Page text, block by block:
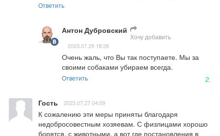
Ответить
Антон Дубровский
Хочу добавить
2023.07.29 18:26
Очень жаль, что Вы так поступаете. Мы за
своими собаками убираем всегда.
Ответить 2
Гость 2023.07.27 04:09
К сожалению эти меры приняты благодаря
недобросовестным хозяевам. С физлицами хорошо
борятся, с животными, а вот где постановления в